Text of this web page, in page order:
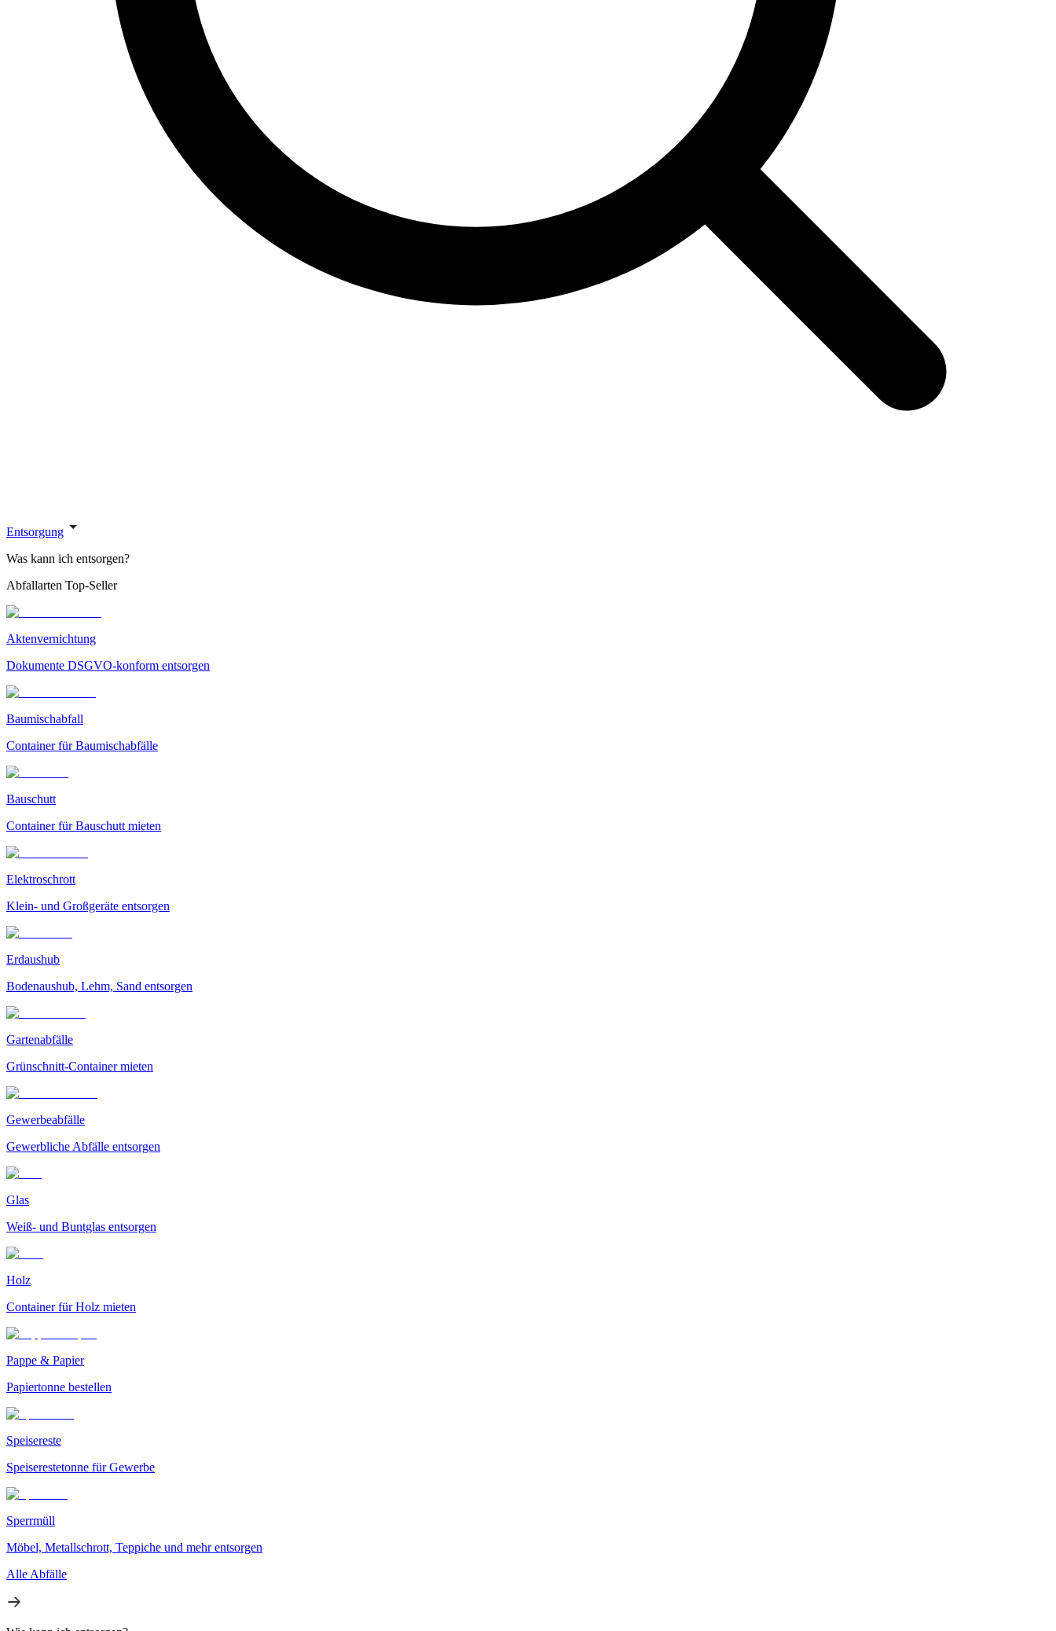
Entsorgung
Was kann ich entsorgen?
Abfallarten Top-Seller
Aktenvernichtung
Dokumente DSGVO-konform entsorgen
Baumischabfall
Container für Baumischabfälle
Bauschutt
Container für Bauschutt mieten
Elektroschrott
Klein- und Großgeräte entsorgen
Erdaushub
Bodenaushub, Lehm, Sand entsorgen
Gartenabfälle
Grünschnitt-Container mieten
Gewerbeabfälle
Gewerbliche Abfälle entsorgen
Glas
Weiß- und Buntglas entsorgen
Holz
Container für Holz mieten
Pappe & Papier
Papiertonne bestellen
Speisereste
Speiserestetonne für Gewerbe
Sperrmüll
Möbel, Metallschrott, Teppiche und mehr entsorgen
Alle Abfälle